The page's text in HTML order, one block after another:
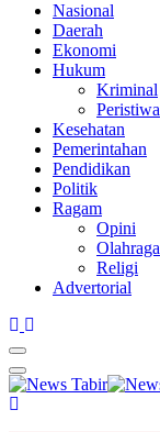
Nasional
Daerah
Ekonomi
Hukum
Kriminal
Peristiwa
Kesehatan
Pemerintahan
Pendidikan
Politik
Ragam
Opini
Olahraga
Religi
Advertorial